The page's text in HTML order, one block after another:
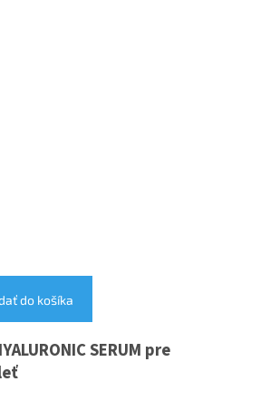
do košíka
SERUM pre